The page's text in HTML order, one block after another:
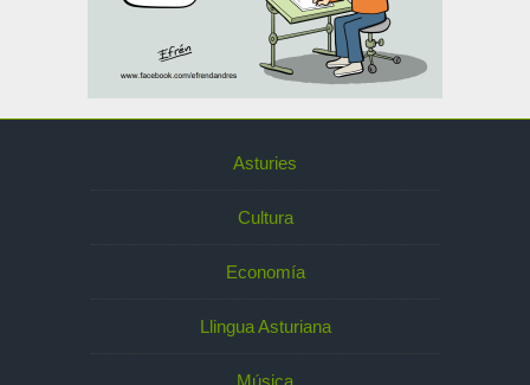
Asturies
Cultura
Economía
Llingua Asturiana
Música